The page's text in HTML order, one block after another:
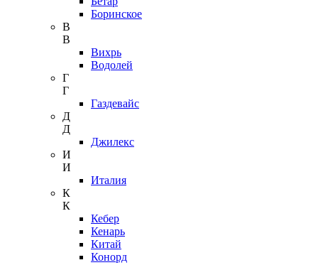
Боринское
В
В
Вихрь
Водолей
Г
Г
Газдевайс
Д
Д
Джилекс
И
И
Италия
К
К
Кебер
Кенарь
Китай
Конорд